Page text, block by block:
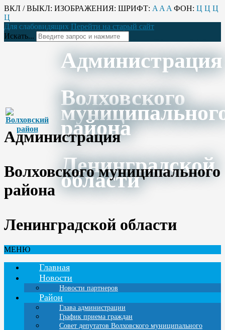
ВКЛ / ВЫКЛ: ИЗОБРАЖЕНИЯ: ШРИФТ: A A A ФОН: Ц Ц Ц
Ц
Для слабовидящих Перейти на старый сайт
Искать...
Администрация
Волховского
района
Ленинградской
области
Администрация
Волховского муниципального
района
Ленинградской области
МЕНЮ
Главная
Новости
Новости партнеров
Район
Глава администрации
График приема граждан
Совет депутатов Волховского муниципального